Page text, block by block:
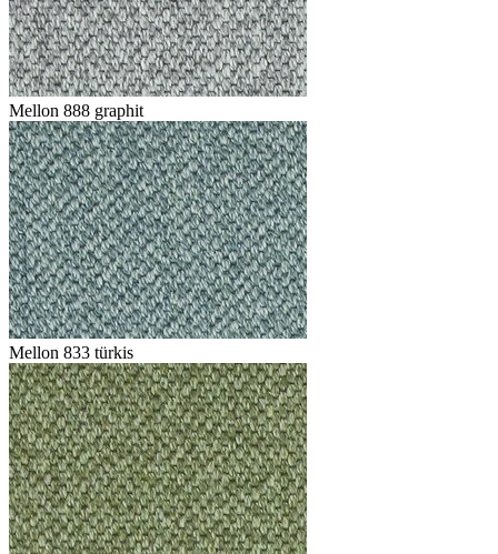
Mellon 888 graphit
Mellon 833 türkis